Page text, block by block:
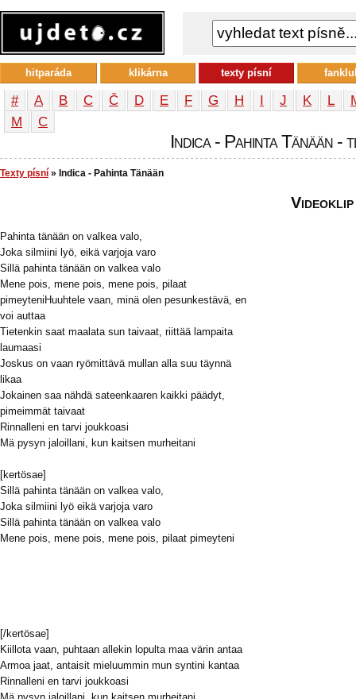
# A B C Č D E F G H I J K L
М
С
Indica - Pahinta Tänään -
Texty písní » Indica - Pahinta Tänään
Pahinta tänään on valkea valo,
Joka silmiini lyö, eikä varjoja varo
Sillä pahinta tänään on valkea valo
Mene pois, mene pois, mene pois, pilaat
pimeyteniHuuhtele vaan, minä olen pesunkestävä, en
voi auttaa
Tietenkin saat maalata sun taivaat, riittää lampaita
laumaasi
Joskus on vaan ryömittävä mullan alla suu täynnä
likaa
Jokainen saa nähdä sateenkaaren kaikki päädyt,
pimeimmät taivaat
Rinnalleni en tarvi joukkoasi
Mä pysyn jaloillani, kun kaitsen murheitani
[kertösae]
Sillä pahinta tänään on valkea valo,
Joka silmiini lyö eikä varjoja varo
Sillä pahinta tänään on valkea valo
Mene pois, mene pois, mene pois, pilaat pimeyteni
[/kertösae]
Kiillota vaan, puhtaan allekin lopulta maa värin antaa
Armoa jaat, antaisit mieluummin mun syntini kantaa
Rinnalleni en tarvi joukkoasi
Videoklip
hitparáda klikárna texty písní